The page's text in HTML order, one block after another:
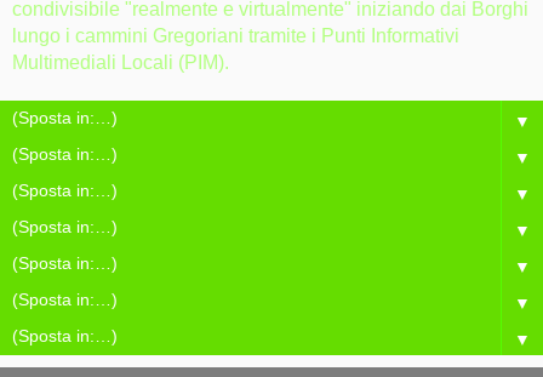
condivisibile "realmente e virtualmente" iniziando dai Borghi
lungo i cammini Gregoriani tramite i Punti Informativi
Multimediali Locali (PIM).
▼
▼
▼
▼
▼
▼
▼